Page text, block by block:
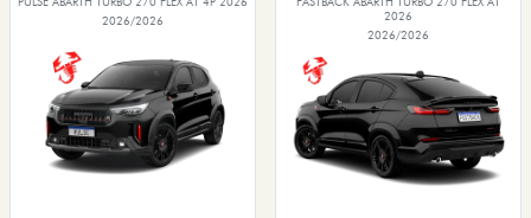
2026/2026
2026
2026/2026